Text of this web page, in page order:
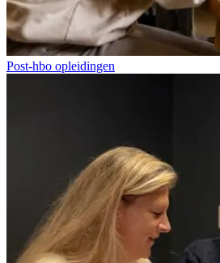
Post-hbo opleidingen